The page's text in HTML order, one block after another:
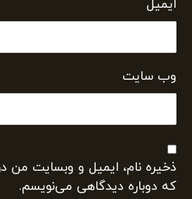
ایمیل
وب‌ سایت
ذخیره نام، ایمیل و وبسایت من
که دوباره دیدگاهی می‌نویسم.